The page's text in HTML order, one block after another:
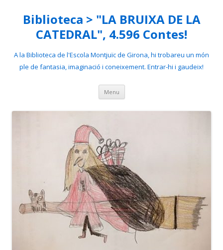
Biblioteca > "LA BRUIXA DE LA
CATEDRAL", 4.596 Contes!
A la Biblioteca de l'Escola Montjuïc de Girona, hi trobareu un món
ple de fantasia, imaginació i coneixement. Entrar-hi i gaudeix!
Menu Skip
content